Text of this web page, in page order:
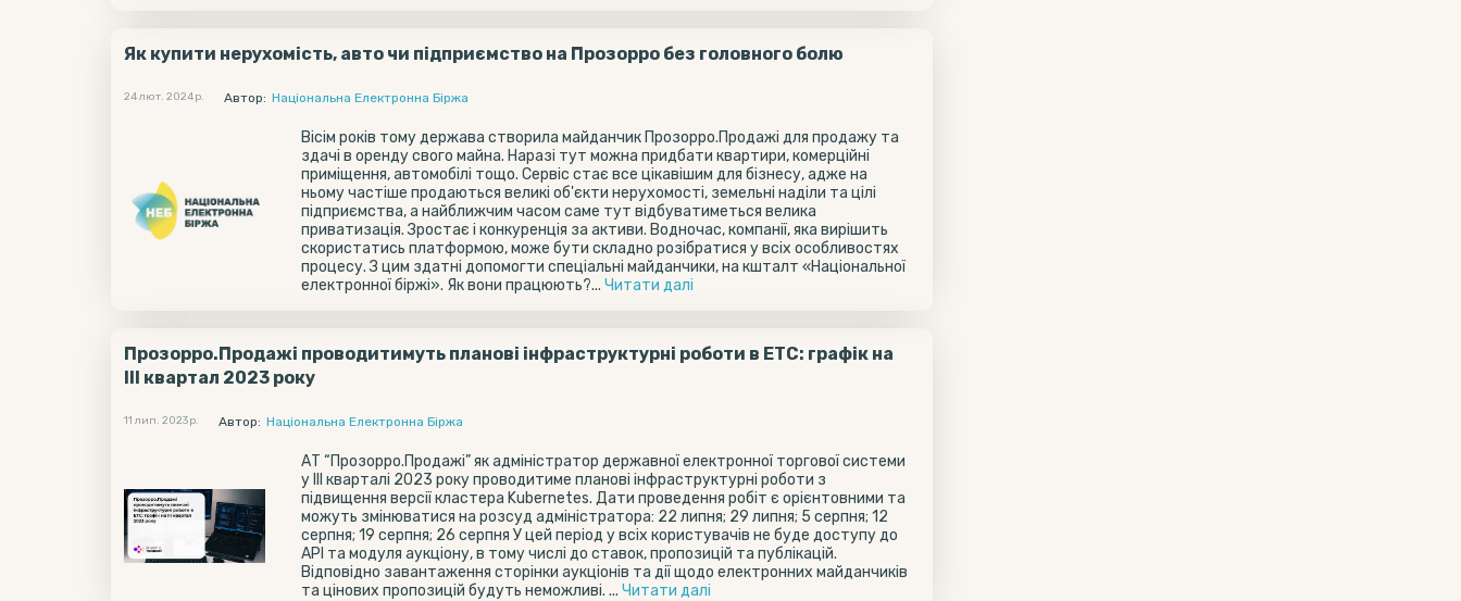
Як купити нерухомість, авто чи підприємство на Прозорро без головного болю
24 лют. 2024 р. Автор: Національна Електронна Біржа
Вісім років тому держава створила майданчик Прозорро.Продажі для продажу та
здачі в оренду свого майна. Наразі тут можна придбати квартири, комерційні
приміщення, автомобілі тощо. Сервіс стає все цікавішим для бізнесу, адже на
ньому частіше продаються великі об'єкти нерухомості, земельні наділи та цілі
підприємства, а найближчим часом саме тут відбуватиметься велика
приватизація. Зростає і конкуренція за активи. Водночас, компанії, яка вирішить
скористатись платформою, може бути складно розібратися у всіх особливостях
процесу. З цим здатні допомогти спеціальні майданчики, на кшталт «Національної
електронної біржі». Як вони працюють?... Читати далi
Прозорро.Продажі проводитимуть планові інфраструктурні роботи в ЕТС: графік на
III квартал 2023 року
11 лип. 2023 р. Автор: Національна Електронна Біржа
АТ “Прозорро.Продажі” як адміністратор державної електронної торгової системи
у III кварталі 2023 року проводитиме планові інфраструктурні роботи з
підвищення версії кластера Kubernetes. Дати проведення робіт є орієнтовними та
можуть змінюватися на розсуд адміністратора: 22 липня; 29 липня; 5 серпня; 12
серпня; 19 серпня; 26 серпня У цей період у всіх користувачів не буде доступу до
АPI та модуля аукціону, в тому числі до ставок, пропозицій та публікацій.
Відповідно завантаження сторінки аукціонів та дії щодо електронних майданчиків
та цінових пропозицій будуть неможливі. ... Читати далi